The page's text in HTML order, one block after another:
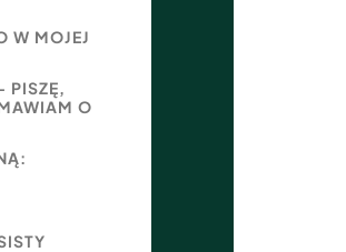
W MOJEJ
PISZĘ,
O